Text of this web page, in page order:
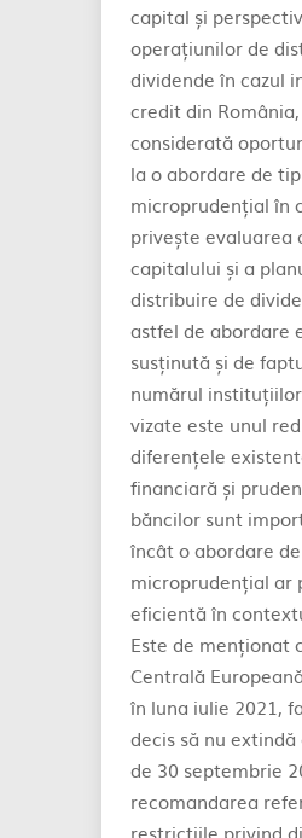
capital și
operațiunilor de
dividende în cazul
credit din
considerată
la o abordare de tip
microprudențial în
privește evaluarea
capitalului și a
distribuire de
astfel de abordare
susținută și de
numărul
vizate este unul
diferențele
financiară și
băncilor sunt
încât o abordare
microprudențial ar
eficientă în
Este de menționat
Centrală
în luna iulie 2021,
decis să nu
de 30 septembrie
recomandarea